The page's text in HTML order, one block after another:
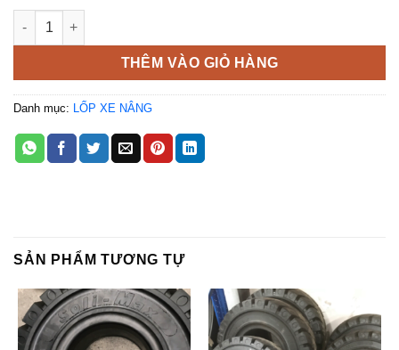
Lốp đặc xe nâng Mitsubishi 500-8 số lượng
THÊM VÀO GIỎ HÀNG
Danh mục: LỐP XE NÂNG
SẢN PHẨM TƯƠNG TỰ